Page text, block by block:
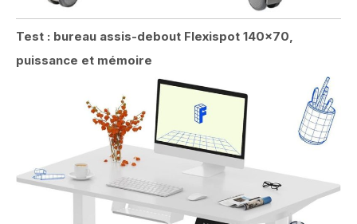
Test : bureau assis-debout Flexispot 140×70,
puissance et mémoire